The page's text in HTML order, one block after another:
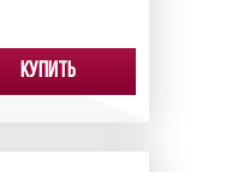
Купить